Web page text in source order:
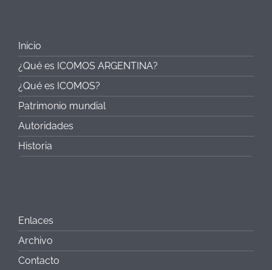
Inicio
¿Qué es ICOMOS ARGENTINA?
¿Qué es ICOMOS?
Patrimonio mundial
Autoridades
Historia
Enlaces
Archivo
Contacto